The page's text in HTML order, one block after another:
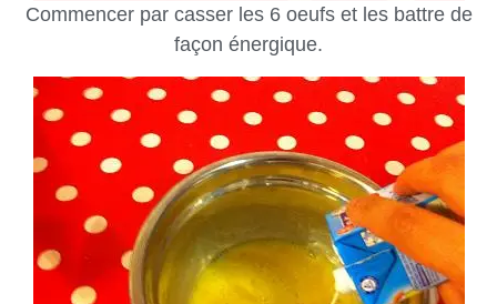
Commencer par casser les 6 oeufs et les battre de
façon énergique.